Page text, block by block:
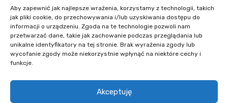
Aby zapewnić jak najlepsze wrażenia, korzystamy z technologii, takich
jak pliki cookie, do przechowywania i/lub uzyskiwania dostępu do
informacji o urządzeniu. Zgoda na te technologie pozwoli nam
przetwarzać dane, takie jak zachowanie podczas przeglądania lub
unikalne identyfikatory na tej stronie. Brak wyrażenia zgody lub
wycofanie zgody może niekorzystnie wpłynąć na niektóre cechy i
funkcje.
Akceptuję
+48 608 636 580
+48 730 223 312
+48 502 598 107
kontakt@lumens.expert